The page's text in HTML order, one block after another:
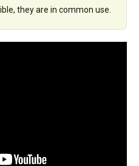
they are in common use.